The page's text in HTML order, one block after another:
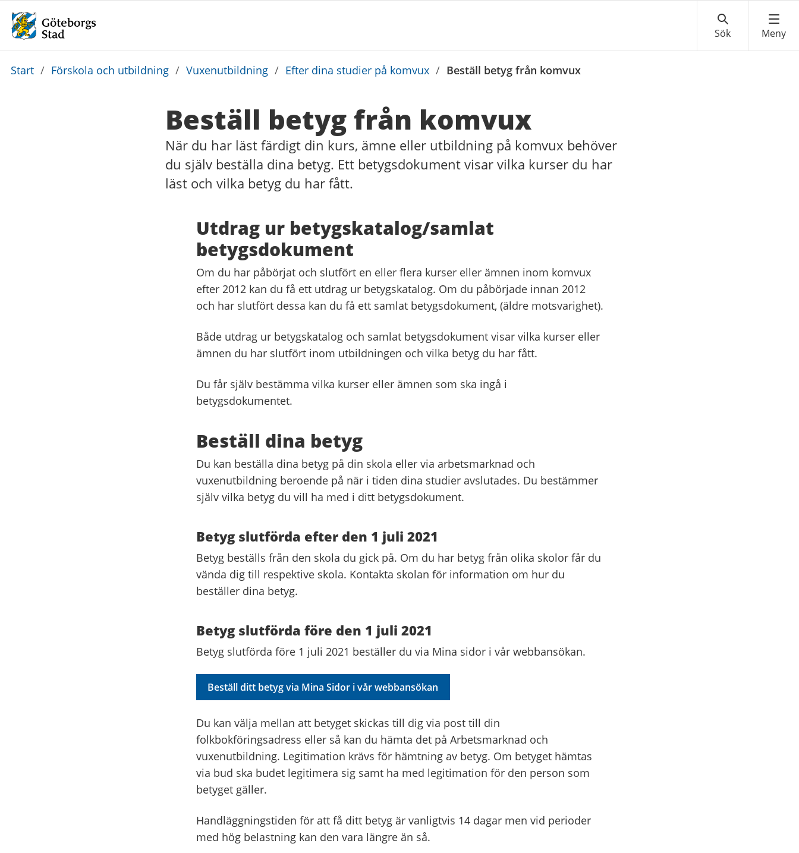
Du
Start / Förskola och utbildning / Vuxenutbildning / Efter dina studier på komvux / Beställ betyg från komvux
Beställ betyg från komvux
När du har läst färdigt din kurs, ämne eller utbildning på komvux behöver
du själv beställa dina betyg. Ett betygsdokument visar vilka kurser du har
läst och vilka betyg du har fått.
Utdrag ur betygskatalog/samlat
betygsdokument
Om du har påbörjat och slutfört en eller flera kurser eller ämnen inom komvux
efter 2012 kan du få ett utdrag ur betygskatalog. Om du påbörjade innan 2012
och har slutfört dessa kan du få ett samlat betygsdokument, (äldre motsvarighet).
Både utdrag ur betygskatalog och samlat betygsdokument visar vilka kurser eller
ämnen du har slutfört inom utbildningen och vilka betyg du har fått.
Du får själv bestämma vilka kurser eller ämnen som ska ingå i
betygsdokumentet.
Beställ dina betyg
Du kan beställa dina betyg på din skola eller via arbetsmarknad och
vuxenutbildning beroende på när i tiden dina studier avslutades. Du bestämmer
själv vilka betyg du vill ha med i ditt betygsdokument.
Betyg slutförda efter den 1 juli 2021
Betyg beställs från den skola du gick på. Om du har betyg från olika skolor får du
vända dig till respektive skola. Kontakta skolan för information om hur du
beställer dina betyg.
Betyg slutförda före den 1 juli 2021
Betyg slutförda före 1 juli 2021 beställer du via Mina sidor i vår webbansökan.
Beställ ditt betyg via Mina Sidor i vår webbansökan
Du kan välja mellan att betyget skickas till dig via post till din
folkbokföringsadress eller så kan du hämta det på Arbetsmarknad och
vuxenutbildning. Legitimation krävs för hämtning av betyg. Om betyget hämtas
via bud ska budet legitimera sig samt ha med legitimation för den person som
betyget gäller.
Handläggningstiden för att få ditt betyg är vanligtvis 14 dagar men vid perioder
med hög belastning kan den vara längre än så.